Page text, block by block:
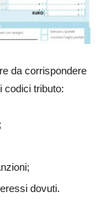
da corrispondere
codici tributo:
dovuti.